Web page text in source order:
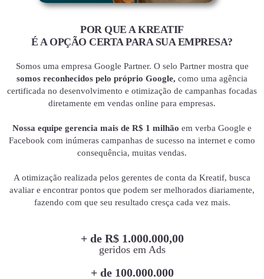
POR QUE A KREATIF
É A OPÇÃO CERTA PARA SUA EMPRESA?
Somos uma empresa Google Partner. O selo Partner mostra que
somos reconhecidos pelo próprio Google, como uma agência
certificada no desenvolvimento e otimização de campanhas focadas
diretamente em vendas online para empresas.
Nossa equipe gerencia mais de R$ 1 milhão em verba Google e
Facebook com inúmeras campanhas de sucesso na internet e como
consequência, muitas vendas.
A otimização realizada pelos gerentes de conta da Kreatif, busca
avaliar e encontrar pontos que podem ser melhorados diariamente,
fazendo com que seu resultado cresça cada vez mais.
+ de R$ 1.000.000,00
geridos em Ads
+ de 100.000.000